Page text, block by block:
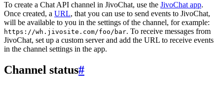
To create a Chat API channel in JivoChat, use the JivoChat app.
Once created, a URL, that you can use to send events to JivoChat,
will be available to you in the settings of the channel, for example:
https://wh.jivosite.com/foo/bar. To receive messages from
JivoChat, set up a custom server and add the URL to receive events
in the channel settings in the app.
Channel status#